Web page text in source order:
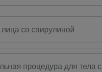
со спирулиной
процедура для тела с